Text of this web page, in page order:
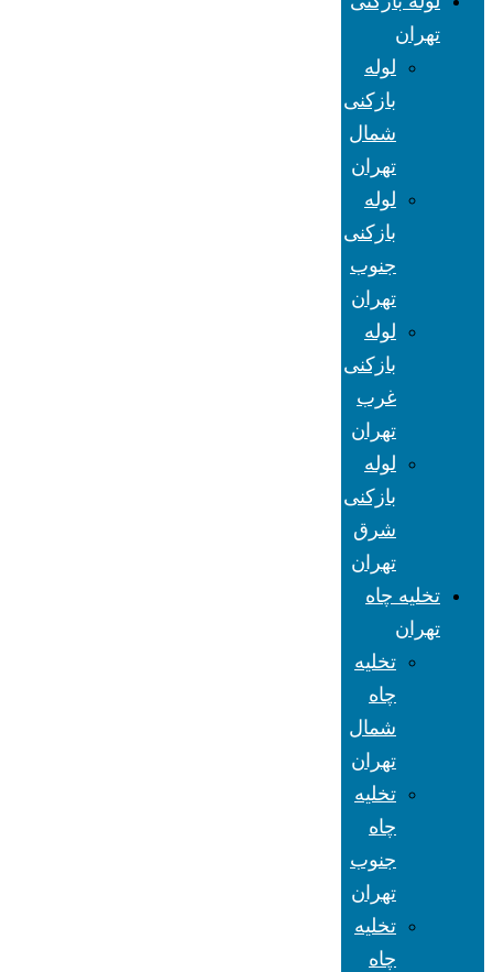
تهران
لوله
بازکنی
شمال
تهران
لوله
بازکنی
جنوب
تهران
لوله
بازکنی
غرب
تهران
لوله
بازکنی
شرق
تهران
تخلیه چاه
تهران
تخلیه
چاه
شمال
تهران
تخلیه
چاه
جنوب
تهران
تخلیه
چاه